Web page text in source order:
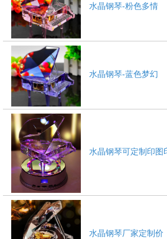
水晶钢琴-粉色多情
水晶钢琴-蓝色梦幻
水晶钢琴可定制印图
水晶钢琴厂家定制价